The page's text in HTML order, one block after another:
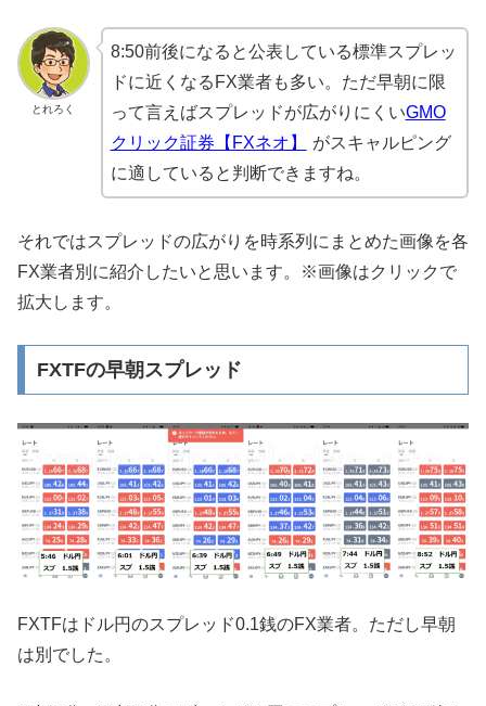
とれろく
8:50前後になると公表している標準スプレッ
ドに近くなるFX業者も多い。ただ早朝に限
って言えばスプレッドが広がりにくいGMO
クリック証券【FXネオ】
がスキャルピング
に適していると判断できますね。
それではスプレッドの広がりを時系列にまとめた画像を各
FX業者別に紹介したいと思います。※画像はクリックで
拡大します。
FXTFの早朝スプレッド
FXTFはドル円のスプレッド0.1銭のFX業者。ただし早朝
は別でした。